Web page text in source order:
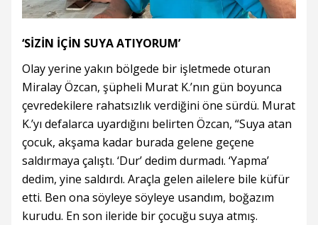
‘SİZİN İÇİN SUYA ATIYORUM’
Olay yerine yakın bölgede bir işletmede oturan
Miralay Özcan, şüpheli Murat K.’nın gün boyunca
çevredekilere rahatsızlık verdiğini öne sürdü. Murat
K.’yı defalarca uyardığını belirten Özcan, “Suya atan
çocuk, akşama kadar burada gelene geçene
saldırmaya çalıştı. ‘Dur’ dedim durmadı. ‘Yapma’
dedim, yine saldırdı. Araçla gelen ailelere bile küfür
etti. Ben ona söyleye söyleye usandım, boğazım
kurudu. En son ileride bir çocuğu suya atmış.